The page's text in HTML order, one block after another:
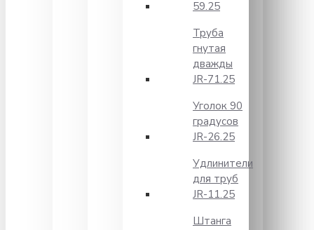
59.25
Труба
гнутая
дважды
JR-71.25
Уголок 90
градусов
JR-26.25
Удлинители
для труб
JR-11.25
Штанга